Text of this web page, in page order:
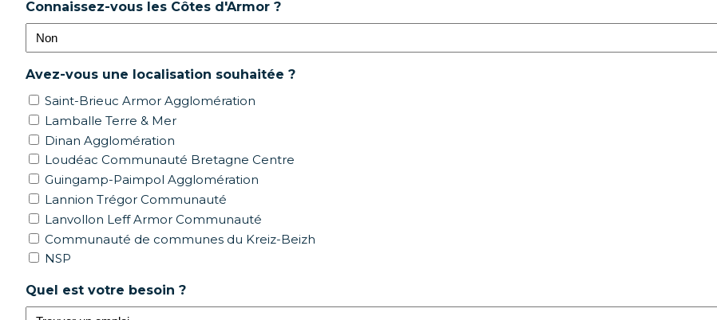
Connaissez-vous les Côtes d'Armor ?
Avez-vous une localisation souhaitée ?
Saint-Brieuc Armor Agglomération
Lamballe Terre & Mer
Dinan Agglomération
Loudéac Communauté Bretagne Centre
Guingamp-Paimpol Agglomération
Lannion Trégor Communauté
Lanvollon Leff Armor Communauté
Communauté de communes du Kreiz-Beizh
NSP
Quel est votre besoin ?